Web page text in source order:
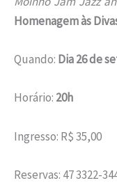
Homenagem às
Quando: Dia 26 de
Horário: 20h
Ingresso: R$ 35,00
Reservas: 47 3322-